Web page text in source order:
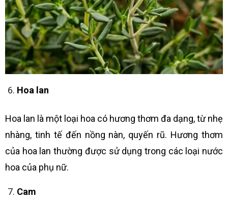
Hoa lan
Hoa lan là một loại hoa có hương thơm đa dạng, từ nhẹ
nhàng, tinh tế đến nồng nàn, quyến rũ. Hương thơm
của hoa lan thường được sử dụng trong các loại nước
hoa của phụ nữ.
Cam